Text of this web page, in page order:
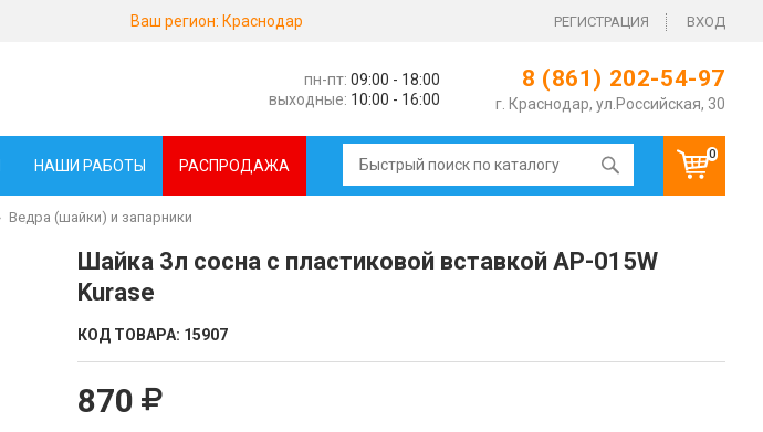
Ваш регион: Краснодар РЕГИСТРАЦИЯ ВХОД
пн-пт: 09:00 - 18:00
выходные: 10:00 - 16:00
8 (861) 202-54-97
г. Краснодар, ул.Российская, 30
НАШИ РАБОТЫ РАСПРОДАЖА
0
Ведра (шайки) и запарники
Шайка 3л сосна с пластиковой вставкой AP-015W
Kurase
КОД ТОВАРА: 15907
870